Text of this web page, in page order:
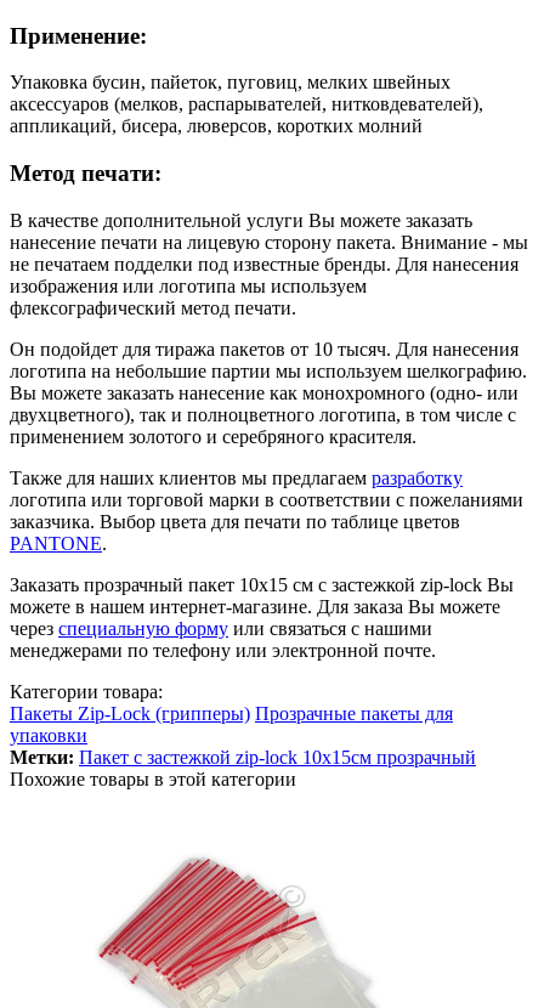
Применение:
Упаковка бусин, пайеток, пуговиц, мелких швейных
аксессуаров (мелков, распарывателей, нитковдевателей),
аппликаций, бисера, люверсов, коротких молний
Метод печати:
В качестве дополнительной услуги Вы можете заказать
нанесение печати на лицевую сторону пакета. Внимание - мы
не печатаем подделки под известные бренды. Для нанесения
изображения или логотипа мы используем
флексографический метод печати.
Он подойдет для тиража пакетов от 10 тысяч. Для нанесения
логотипа на небольшие партии мы используем шелкографию.
Вы можете заказать нанесение как монохромного (одно- или
двухцветного), так и полноцветного логотипа, в том числе с
применением золотого и серебряного красителя.
Также для наших клиентов мы предлагаем разработку
логотипа или торговой марки в соответствии с пожеланиями
заказчика. Выбор цвета для печати по таблице цветов
PANTONE.
Заказать прозрачный пакет 10х15 см с застежкой zip-lock Вы
можете в нашем интернет-магазине. Для заказа Вы можете
через специальную форму или связаться с нашими
менеджерами по телефону или электронной почте.
Категории товара:
Пакеты Zip-Loсk (грипперы) Прозрачные пакеты для
упаковки
Метки: Пакет с застежкой zip-lock 10х15см прозрачный
Похожие товары в этой категории